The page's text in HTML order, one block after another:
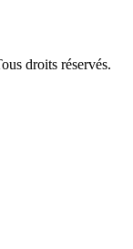
droits réservés.